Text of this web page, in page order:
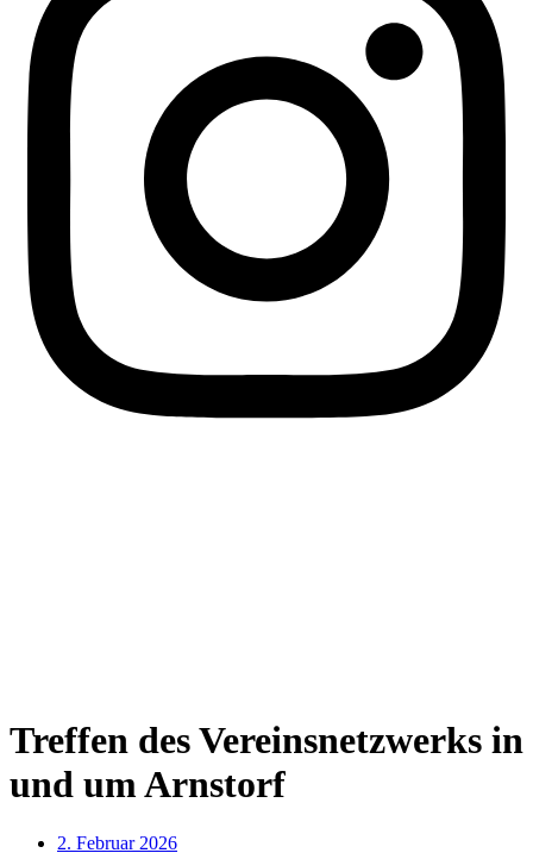
Treffen des Vereinsnetzwerks in
und um Arnstorf
2. Februar 2026